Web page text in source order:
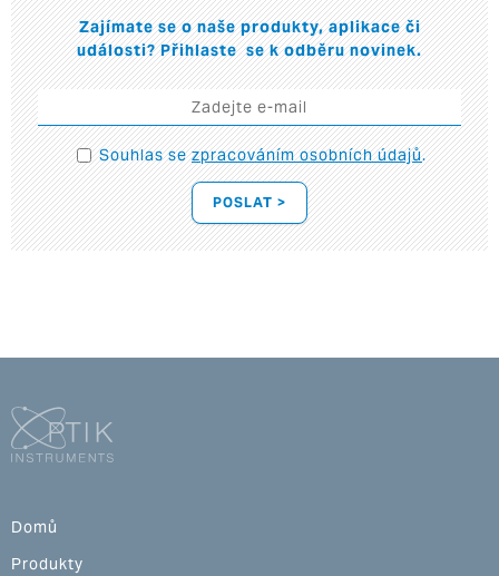
Zajímate se o naše produkty, aplikace či
události? Přihlaste se k odběru novinek.
Souhlas sezpracováním osobních údajů.
POSLAT >
Domů
Produkty